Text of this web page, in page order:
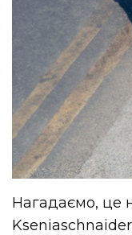
Нагадаємо, це